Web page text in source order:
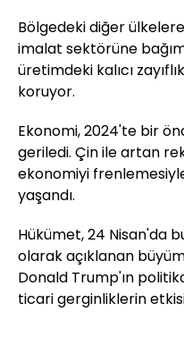
Bölgedeki diğer
imalat sektörüne
üretimdeki kalıcı
koruyor.
Ekonomi, 2024'te bir
geriledi. Çin ile artan
ekonomiyi
yaşandı.
Hükümet, 24 Nisan'da
olarak açıklanan
Donald Trump'ın
ticari gerginliklerin